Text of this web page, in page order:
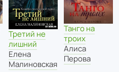
Третий не
лишний
Елена
Малиновская
Танго на
троих
Алиса
Перова